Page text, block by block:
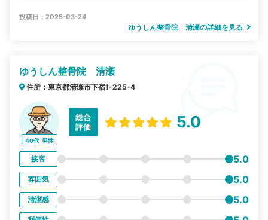
投稿日：2025-03-24
ゆうしん整骨院 清瀬の詳細を見る
ゆうしん整骨院 清瀬
住所：東京都清瀬市下宿1-225-4
40代 男性
総合
評価
5.0
接客 5.0
雰囲気 5.0
清潔感 5.0